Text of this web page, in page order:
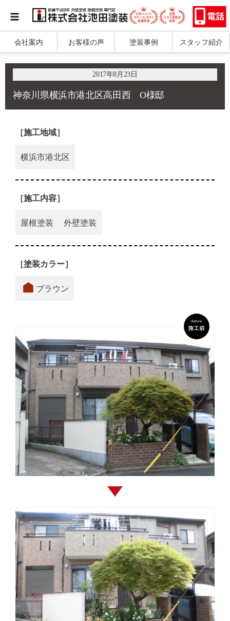
会社案内 お客様の声 塗装事例 スタッフ紹介
2017年8月23日
神奈川県横浜市港北区高田西 O様邸
［施工地域］
横浜市港北区
［施工内容］
屋根塗装 外壁塗装
［塗装カラー］
ブラウン